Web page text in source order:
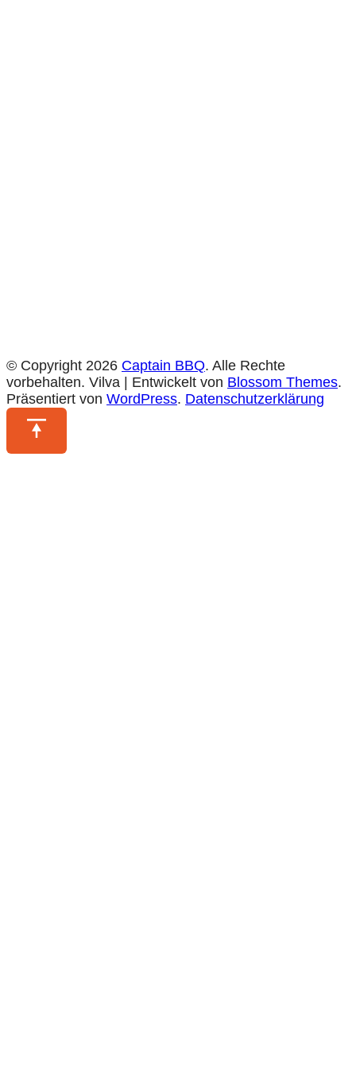
© Copyright 2026 Captain BBQ. Alle Rechte
vorbehalten. Vilva | Entwickelt von Blossom Themes.
Präsentiert von WordPress. Datenschutzerklärung